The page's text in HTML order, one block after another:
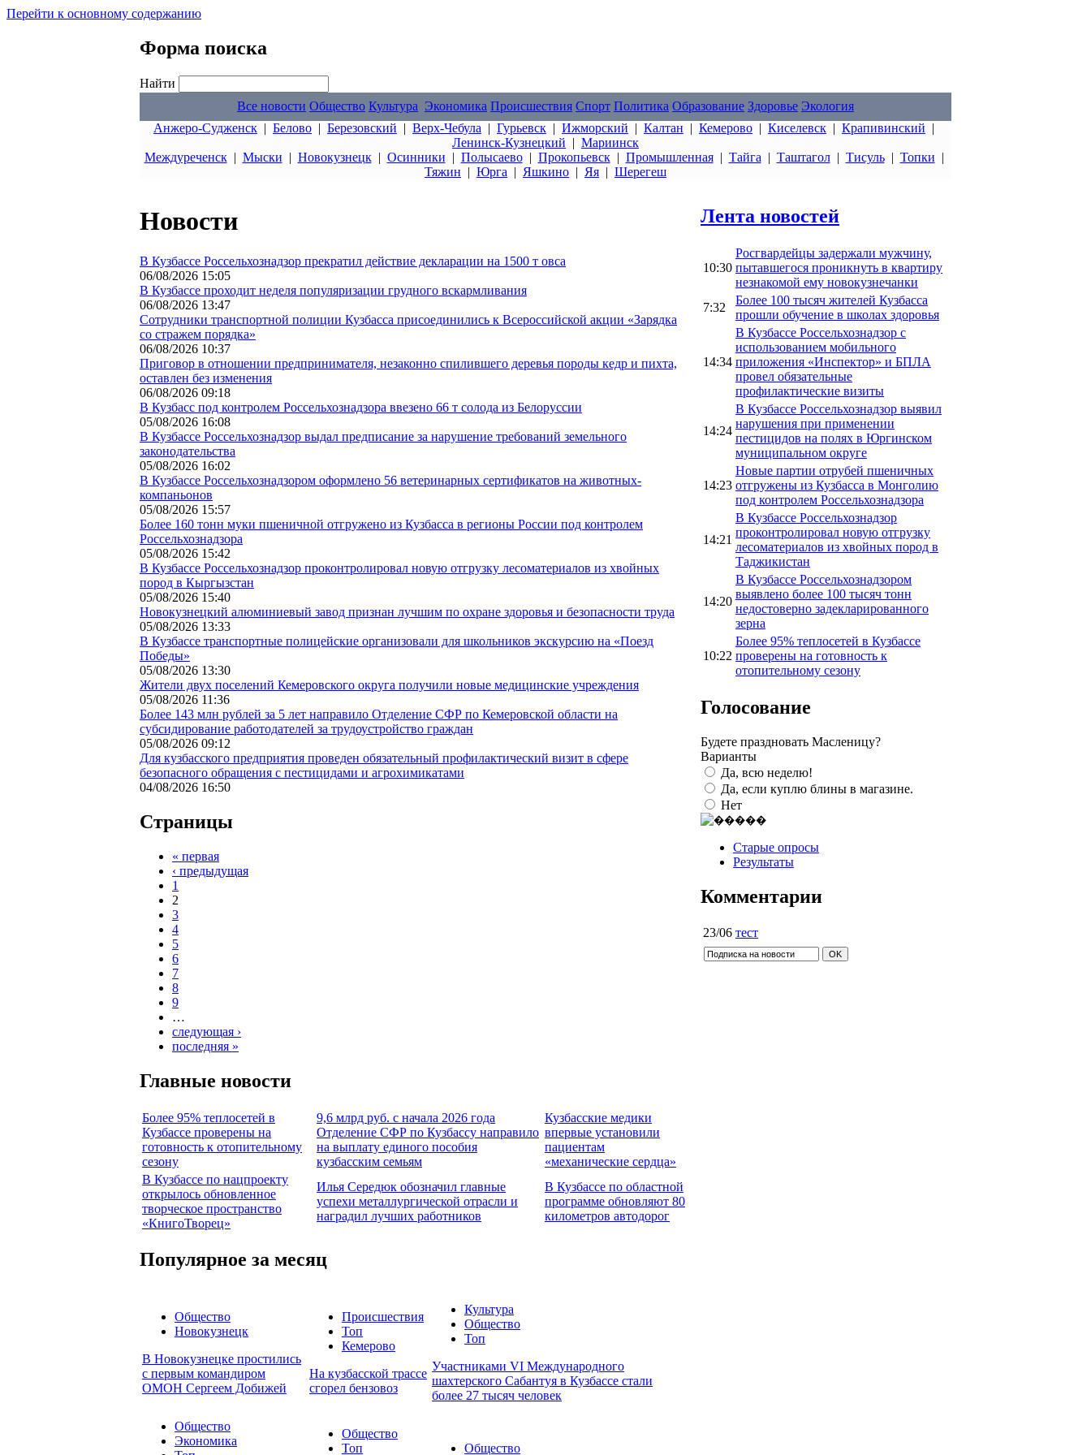
Перейти к основному содержанию
Форма поиска
Найти
Все новости Общество Культура Экономика Происшествия Спорт Политика Образование Здоровье Экология
Анжеро-Судженск | Белово | Березовский | Верх-Чебула | Гурьевск | Ижморский | Калтан | Кемерово | Киселевск | Крапивинский |
Ленинск-Кузнецкий | Мариинск
Междуреченск| Мыски | Новокузнецк| Осинники | Полысаево| Прокопьевск| Промышленная| Тайга | Таштагол| Тисуль| Топки |
Тяжин | Юрга | Яшкино | Яя | Шерегеш
Новости
В Кузбассе Россельхознадзор прекратил действие декларации на 1500 т овса
06/08/2026 15:05
В Кузбассе проходит неделя популяризации грудного вскармливания
06/08/2026 13:47
Сотрудники транспортной полиции Кузбасса присоединились к Всероссийской акции «Зарядка
со стражем порядка»
06/08/2026 10:37
Приговор в отношении предпринимателя, незаконно спилившего деревья породы кедр и пихта,
оставлен без изменения
06/08/2026 09:18
В Кузбасс под контролем Россельхознадзора ввезено 66 т солода из Белоруссии
05/08/2026 16:08
В Кузбассе Россельхознадзор выдал предписание за нарушение требований земельного
законодательства
05/08/2026 16:02
В Кузбассе Россельхознадзором оформлено 56 ветеринарных сертификатов на животных-
компаньонов
05/08/2026 15:57
Более 160 тонн муки пшеничной отгружено из Кузбасса в регионы России под контролем
Россельхознадзора
05/08/2026 15:42
В Кузбассе Россельхознадзор проконтролировал новую отгрузку лесоматериалов из хвойных
пород в Кыргызстан
05/08/2026 15:40
Новокузнецкий алюминиевый завод признан лучшим по охране здоровья и безопасности труда
05/08/2026 13:33
В Кузбассе транспортные полицейские организовали для школьников экскурсию на «Поезд
Победы»
05/08/2026 13:30
Жители двух поселений Кемеровского округа получили новые медицинские учреждения
05/08/2026 11:36
Более 143 млн рублей за 5 лет направило Отделение СФР по Кемеровской области на
субсидирование работодателей за трудоустройство граждан
05/08/2026 09:12
Для кузбасского предприятия проведен обязательный профилактический визит в сфере
безопасного обращения с пестицидами и агрохимикатами
04/08/2026 16:50
Страницы
« первая
‹ предыдущая
1
2
3
4
5
6
7
8
9
…
следующая ›
последняя »
Главные новости
Более 95% теплосетей в
Кузбассе проверены на
готовность к отопительному
сезону
9,6 млрд руб. с начала 2026 года
Отделение СФР по Кузбассу направило
на выплату единого пособия
кузбасским семьям
Кузбасские медики
впервые установили
пациентам
«механические сердца»
В Кузбассе по нацпроекту
открылось обновленное
творческое пространство
«КнигоТворец»
Илья Середюк обозначил главные
успехи металлургической отрасли и
наградил лучших работников
В Кузбассе по областной
программе обновляют 80
километров автодорог
Популярное за месяц
Общество
Новокузнецк
В Новокузнецке простились
с первым командиром
ОМОН Сергеем Добижей
Происшествия
Топ
Кемерово
На кузбасской трассе
сгорел бензовоз
Культура
Общество
Топ
Участниками VI Международного
шахтерского Сабантуя в Кузбассе стали
более 27 тысяч человек
Общество
Экономика
Общество
Топ
Общество
Лента новостей
10:30
Росгвардейцы задержали мужчину,
пытавшегося проникнуть в квартиру
незнакомой ему новокузнечанки
7:32
Более 100 тысяч жителей Кузбасса
прошли обучение в школах здоровья
14:34
В Кузбассе Россельхознадзор с
использованием мобильного
приложения «Инспектор» и БПЛА
провел обязательные
профилактические визиты
14:24
В Кузбассе Россельхознадзор выявил
нарушения при применении
пестицидов на полях в Юргинском
муниципальном округе
14:23
Новые партии отрубей пшеничных
отгружены из Кузбасса в Монголию
под контролем Россельхознадзора
14:21
В Кузбассе Россельхознадзор
проконтролировал новую отгрузку
лесоматериалов из хвойных пород в
Таджикистан
14:20
В Кузбассе Россельхознадзором
выявлено более 100 тысяч тонн
недостоверно задекларированного
зерна
10:22
Более 95% теплосетей в Кузбассе
проверены на готовность к
отопительному сезону
Голосование
Будете праздновать Масленицу?
Варианты
Да, всю неделю!
Да, если куплю блины в магазине.
Нет
Старые опросы
Результаты
Комментарии
23/06 тест